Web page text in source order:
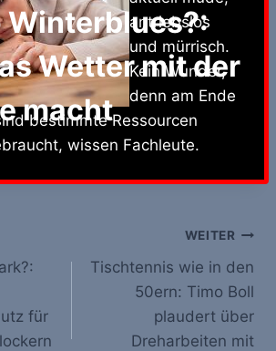
Winterblues?:
Wetter mit der
macht
antriebslos
und mürrisch.
Kein Wunder,
denn am Ende
bestimmte Ressourcen
wissen Fachleute.
für
WEITER
Tischtennis wie in den
50ern: Timo Boll
plaudert über
Dreharbeiten mit